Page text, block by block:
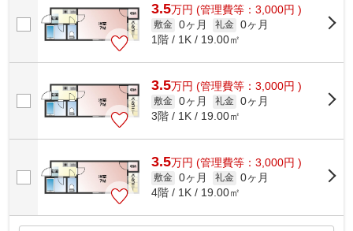
3.5万円 (管理費等：3,000円 )
敷金 0ヶ月 礼金 0ヶ月
1階 / 1K / 19.00㎡
3.5万円 (管理費等：3,000円 )
敷金 0ヶ月 礼金 0ヶ月
3階 / 1K / 19.00㎡
3.5万円 (管理費等：3,000円 )
敷金 0ヶ月 礼金 0ヶ月
4階 / 1K / 19.00㎡